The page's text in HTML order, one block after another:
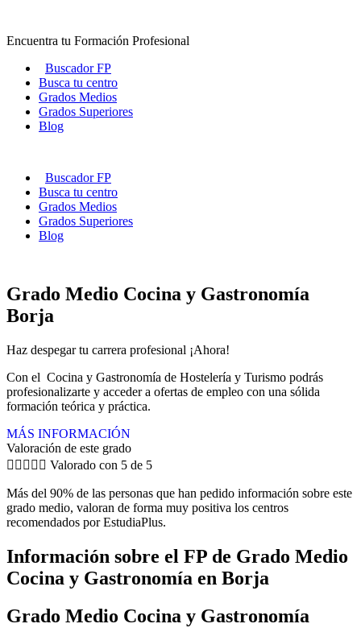
contenido
Encuentra tu Formación Profesional
Buscador FP
Busca tu centro
Grados Medios
Grados Superiores
Blog
Buscador FP
Busca tu centro
Grados Medios
Grados Superiores
Blog
Grado Medio Cocina y Gastronomía
Borja
Haz despegar tu carrera profesional ¡Ahora!
Con el Cocina y Gastronomía de Hostelería y Turismo podrás
profesionalizarte y acceder a ofertas de empleo con una sólida
formación teórica y práctica.
MÁS INFORMACIÓN
Valoración de este grado
     Valorado con 5 de 5
Más del 90% de las personas que han pedido información sobre este
grado medio, valoran de forma muy positiva los centros
recomendados por EstudiaPlus.
Información sobre el FP de Grado Medio
Cocina y Gastronomía en Borja
Grado Medio Cocina y Gastronomía